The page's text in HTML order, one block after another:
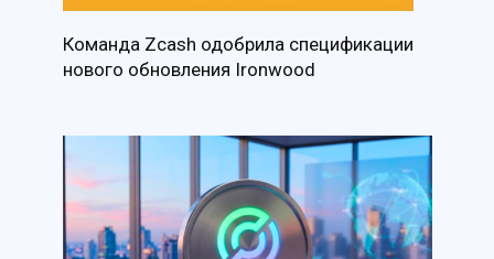
Команда Zcash одобрила спецификации
нового обновления Ironwood